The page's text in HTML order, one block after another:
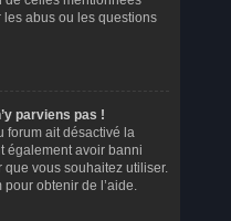
abus ou les questions
parviens pas !
forum ait désactivé la
également avoir banni
que vous souhaitez utiliser.
obtenir de l’aide.